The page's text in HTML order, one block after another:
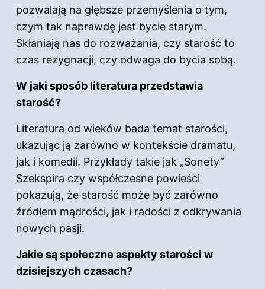
pozwalają na głębsze przemyślenia o tym,
czym tak naprawdę jest bycie starym.
Skłaniają nas do rozważania, czy starość to
czas rezygnacji, czy odwaga do bycia sobą.
W jaki sposób literatura przedstawia
starość?
Literatura od wieków bada temat starości,
ukazując ją zarówno w kontekście dramatu,
jak i komedii. Przykłady takie jak „Sonety”
Szekspira czy współczesne powieści
pokazują, że starość może być zarówno
źródłem mądrości, jak i radości z odkrywania
nowych pasji.
Jakie są społeczne aspekty starości w
dzisiejszych czasach?